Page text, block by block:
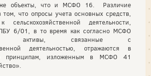
же объекты, что и МСФО 16. Различие
что опросы учета основных средств,
сельскохозяйственной деятельности,
6/01, в то время как согласно МСФО
активы, связанные с
деятельностью, отражаются в
принципам, изложенным в МСФО 41